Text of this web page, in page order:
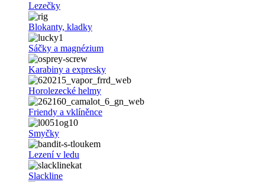
Lezečky
Blokanty, kladky
Sáčky a magnézium
Karabiny a expresky
Horolezecké helmy
Friendy a vklíněnce
Smyčky
Lezení v ledu
Slackline